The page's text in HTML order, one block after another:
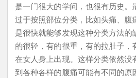
是一门很大的学问，也很有历史。
过于按照部位分类，比如头痛、腹
是很快就能够发现这种分类方法的
的很轻，有的很重，有的拉肚子，
在女人身上出现。这样分类依然没
到各种各样的腹痛可能有不同的原